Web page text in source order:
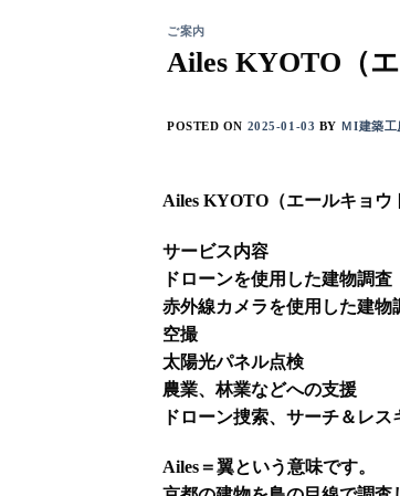
ご案内
Ailes KYOTO（
POSTED ON 2025-01-03 BY ＭI建築工
Ailes KYOTO（エールキョウ
サービス内容
ドローンを使用した建物調査
赤外線カメラを使用した建物
空撮
太陽光パネル点検
農業、林業などへの支援
ドローン捜索、サーチ＆レ
Ailes＝翼という意味です。